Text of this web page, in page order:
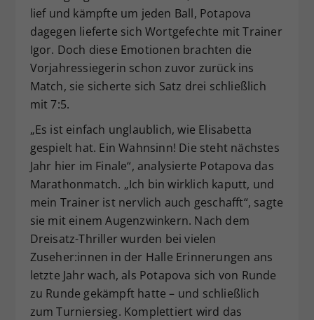
lief und kämpfte um jeden Ball, Potapova
dagegen lieferte sich Wortgefechte mit Trainer
Igor. Doch diese Emotionen brachten die
Vorjahressiegerin schon zuvor zurück ins
Match, sie sicherte sich Satz drei schließlich
mit 7:5.
„Es ist einfach unglaublich, wie Elisabetta
gespielt hat. Ein Wahnsinn! Die steht nächstes
Jahr hier im Finale“, analysierte Potapova das
Marathonmatch. „Ich bin wirklich kaputt, und
mein Trainer ist nervlich auch geschafft“, sagte
sie mit einem Augenzwinkern. Nach dem
Dreisatz-Thriller wurden bei vielen
Zuseher:innen in der Halle Erinnerungen ans
letzte Jahr wach, als Potapova sich von Runde
zu Runde gekämpft hatte – und schließlich
zum Turniersieg. Komplettiert wird das